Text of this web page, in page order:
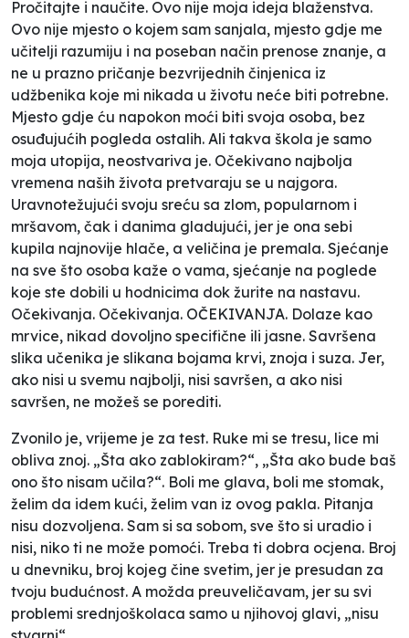
Pročitajte i naučite. Ovo nije moja ideja blaženstva.
Ovo nije mjesto o kojem sam sanjala, mjesto gdje me
učitelji razumiju i na poseban način prenose znanje, a
ne u prazno pričanje bezvrijednih činjenica iz
udžbenika koje mi nikada u životu neće biti potrebne.
Mjesto gdje ću napokon moći biti svoja osoba, bez
osuđujućih pogleda ostalih. Ali takva škola je samo
moja utopija, neostvariva je. Očekivano najbolja
vremena naših života pretvaraju se u najgora.
Uravnotežujući svoju sreću sa zlom, popularnom i
mršavom, čak i danima gladujući, jer je ona sebi
kupila najnovije hlače, a veličina je premala. Sjećanje
na sve što osoba kaže o vama, sjećanje na poglede
koje ste dobili u hodnicima dok žurite na nastavu.
Očekivanja. Očekivanja. OČEKIVANJA. Dolaze kao
mrvice, nikad dovoljno specifične ili jasne. Savršena
slika učenika je slikana bojama krvi, znoja i suza. Jer,
ako nisi u svemu najbolji, nisi savršen, a ako nisi
savršen, ne možeš se porediti.
Zvonilo je, vrijeme je za test. Ruke mi se tresu, lice mi
obliva znoj. „Šta ako zablokiram?“, „Šta ako bude baš
ono što nisam učila?“. Boli me glava, boli me stomak,
želim da idem kući, želim van iz ovog pakla. Pitanja
nisu dozvoljena. Sam si sa sobom, sve što si uradio i
nisi, niko ti ne može pomoći. Treba ti dobra ocjena. Broj
u dnevniku, broj kojeg čine svetim, jer je presudan za
tvoju budućnost. A možda preuveličavam, jer su svi
problemi srednjoškolaca samo u njihovoj glavi, „nisu